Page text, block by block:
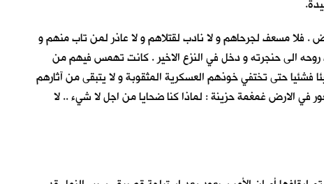
مسعف لجرحاهم و لا نادب لقتلاهم و لا عاذر لمن تاب منهم و
الى حنجرته و دخل في النزع الاخير . كانت تهمس فيهم من
حتى تختفي خوذهم العسكرية المثقوبة و لا يتبقى من آثارهم
الارض غمغمة حزينة : لماذا كنا ضحايا من اجل لا شيء .. لا